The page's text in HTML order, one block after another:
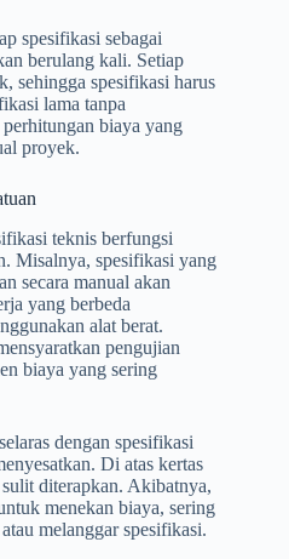
spesifikasi sebagai
berulang kali. Setiap
sehingga spesifikasi harus
lama tanpa
biaya yang
proyek.
teknis berfungsi
Misalnya, spesifikasi yang
secara manual akan
yang berbeda
alat berat.
pengujian
biaya yang sering
dengan spesifikasi
Di atas kertas
diterapkan. Akibatnya,
menekan biaya, sering
melanggar spesifikasi.